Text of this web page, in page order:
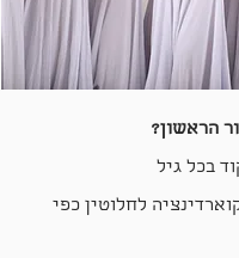
הראשון?
בכל גיל
לחלוטין כפי